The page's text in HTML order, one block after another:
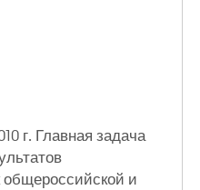
г. Главная задача
и